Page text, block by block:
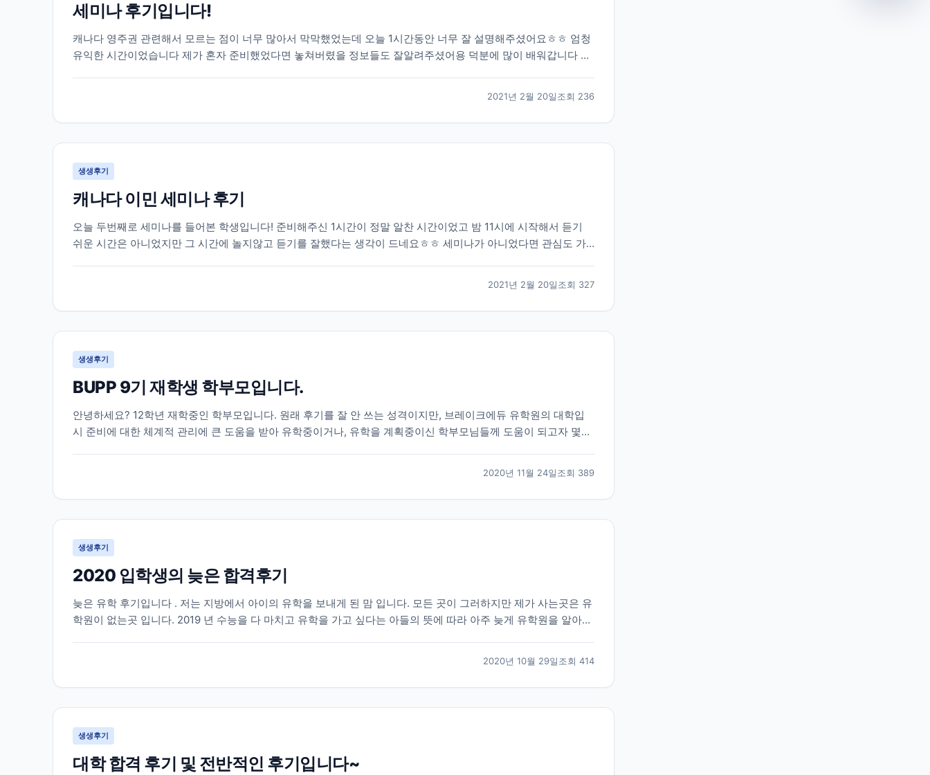
세미나 후기입니다!
캐나다 영주권 관련해서 모르는 점이 너무 많아서 막막했었는데 오늘 1시간동안 너무 잘 설명해주셨어요ㅎㅎ 엄청
유익한 시간이었습니다 제가 혼자 준비했었다면 놓쳐버렸을 정보들도 잘알려주셨어용 덕분에 많이 배워갑니다 너
2021년 2월 20일조회 236
생생후기
캐나다 이민 세미나 후기
오늘 두번째로 세미나를 들어본 학생입니다! 준비해주신 1시간이 정말 알찬 시간이었고 밤 11시에 시작해서 듣기
쉬운 시간은 아니었지만 그 시간에 놀지않고 듣기를 잘했다는 생각이 드네요ㅎㅎ 세미나가 아니었다면 관심도 가
2021년 2월 20일조회 327
생생후기
BUPP 9기 재학생 학부모입니다.
안녕하세요? 12학년 재학중인 학부모입니다. 원래 후기를 잘 안 쓰는 성격이지만, 브레이크에듀 유학원의 대학입
시 준비에 대한 체계적 관리에 큰 도움을 받아 유학중이거나, 유학을 계획중이신 학부모님들께 도움이 되고자 몇자
2020년 11월 24일조회 389
생생후기
2020 입학생의 늦은 합격후기
늦은 유학 후기입니다 . 저는 지방에서 아이의 유학을 보내게 된 맘 입니다. 모든 곳이 그러하지만 제가 사는곳은 유
학원이 없는곳 입니다. 2019 년 수능을 다 마치고 유학을 가고 싶다는 아들의 뜻에 따라 아주 늦게 유학원을 알아보
2020년 10월 29일조회 414
생생후기
대학 합격 후기 및 전반적인 후기입니다~